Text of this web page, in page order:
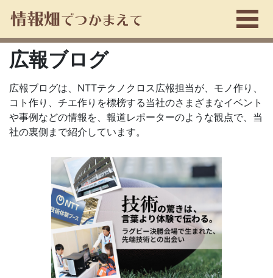
広報ブログ
広報ブログは、NTTテクノクロス広報担当が、モノ作り、
コト作り、チエ作りを標榜する当社のさまざまなイベント
や事例などの情報を、報道レポーターのような観点で、当
社の裏側まで紹介しています。